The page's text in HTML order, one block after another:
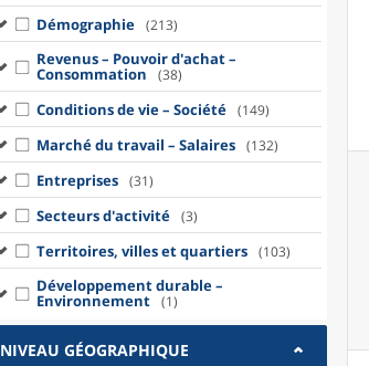
Démographie (213)
Revenus – Pouvoir d'achat –
Consommation (38)
Conditions de vie – Société (149)
Marché du travail – Salaires (132)
Entreprises (31)
Secteurs d'activité (3)
Territoires, villes et quartiers (103)
Développement durable –
Environnement (1)
NIVEAU GÉOGRAPHIQUE